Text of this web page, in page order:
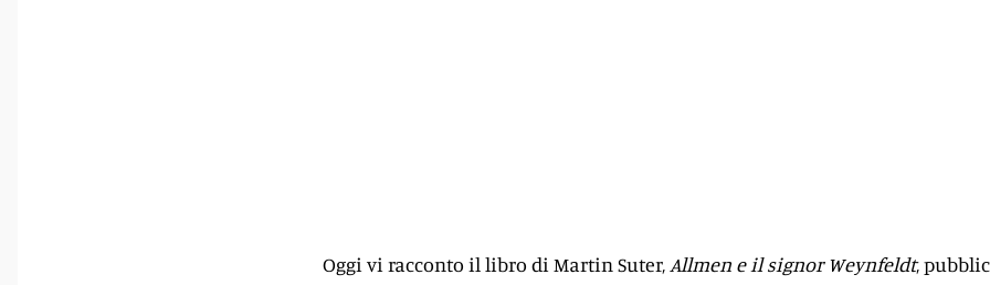
Oggi vi racconto il libro di Martin Suter, Allmen e il signor Weynfeldt,